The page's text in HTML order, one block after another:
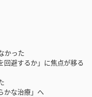
かった
回避するか」に焦点が移る
かな治療」へ